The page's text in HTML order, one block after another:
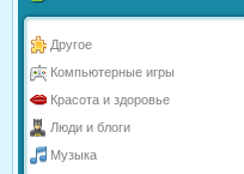
Другое
Компьютерные игры
Красота и здоровье
Люди и блоги
Музыка